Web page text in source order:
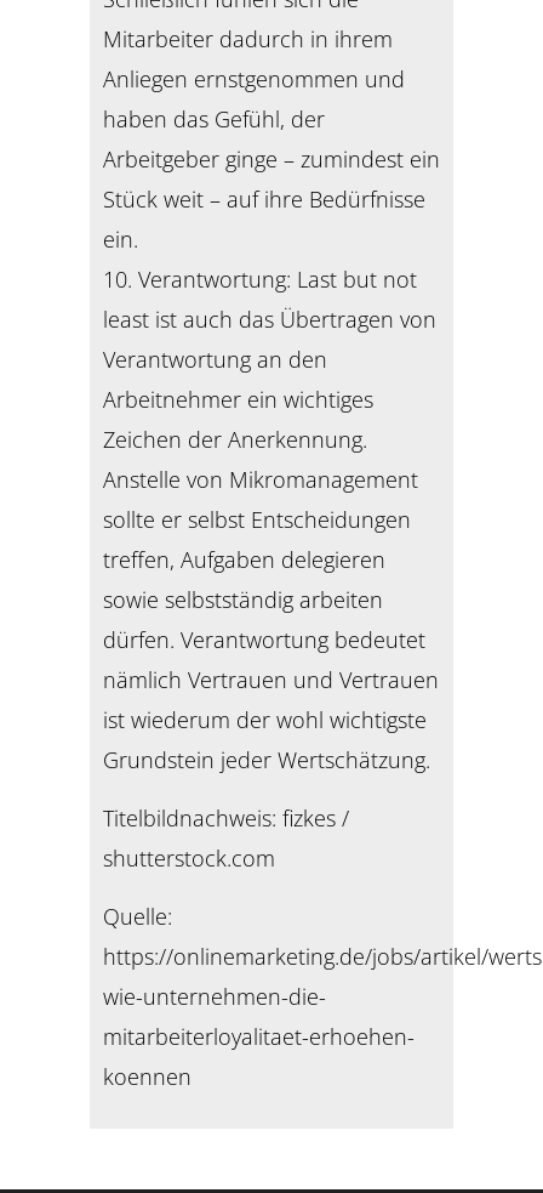
Mitarbeiter dadurch in ihrem
Anliegen ernstgenommen und
haben das Gefühl, der
Arbeitgeber ginge – zumindest ein
Stück weit – auf ihre Bedürfnisse
ein.
10. Verantwortung: Last but not
least ist auch das Übertragen von
Verantwortung an den
Arbeitnehmer ein wichtiges
Zeichen der Anerkennung.
Anstelle von Mikromanagement
sollte er selbst Entscheidungen
treffen, Aufgaben delegieren
sowie selbstständig arbeiten
dürfen. Verantwortung bedeutet
nämlich Vertrauen und Vertrauen
ist wiederum der wohl wichtigste
Grundstein jeder Wertschätzung.
Titelbildnachweis: fizkes /
shutterstock.com
Quelle:
https://onlinemarketing.de/jobs/artikel/
wie-unternehmen-die-
mitarbeiterloyalitaet-erhoehen-
koennen